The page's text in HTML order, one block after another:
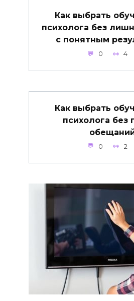
Как выбрать
психолога без
с понятным
0 4
Как выбрать
психолога без
0 2